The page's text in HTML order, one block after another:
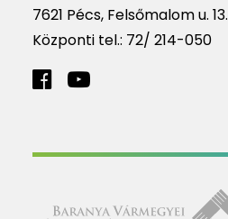
7621 Pécs, Felsőmalom u. 13.
Központi tel.: 72/ 214-050